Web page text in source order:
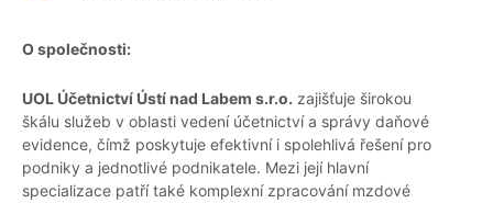
O společnosti:
UOL Účetnictví Ústí nad Labem s.r.o. zajišťuje širokou
škálu služeb v oblasti vedení účetnictví a správy daňové
evidence, čímž poskytuje efektivní i spolehlivá řešení pro
podniky a jednotlivé podnikatele. Mezi její hlavní
specializace patří také komplexní zpracování mzdové